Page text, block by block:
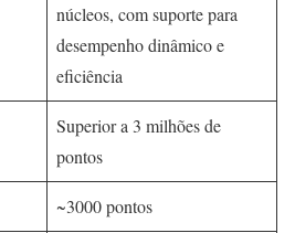
núcleos, com suporte para
desempenho dinâmico e
eficiência
Superior a 3 milhões de
pontos
~3000 pontos